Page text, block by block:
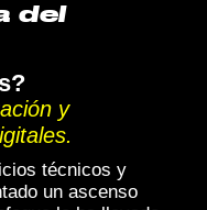
del
y
técnicos y
un ascenso